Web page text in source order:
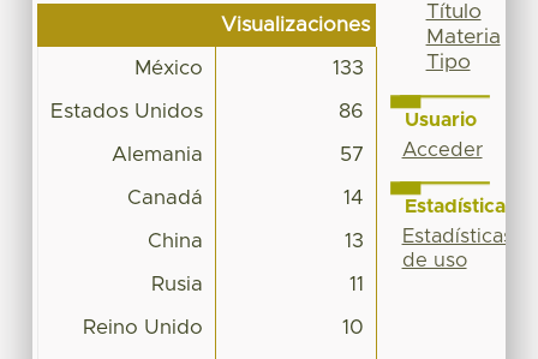
Visualizaciones
México 133
Estados Unidos 86
Alemania 57
Canadá 14
China 13
Rusia 11
Reino Unido 10
Título
Materia
Tipo
Usuario
Acceder
Estadísticas
Estadísticas
de uso